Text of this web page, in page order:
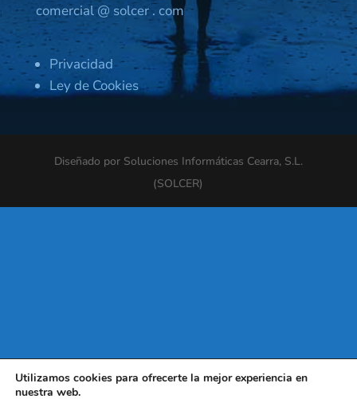
comercial @ solcer . com
Privacidad
Ley de Cookies
Diseñado por Soluciones Informáticas Cearra, S.L.
(SOLCER)
Utilizamos cookies para ofrecerte la mejor experiencia en
nuestra web.